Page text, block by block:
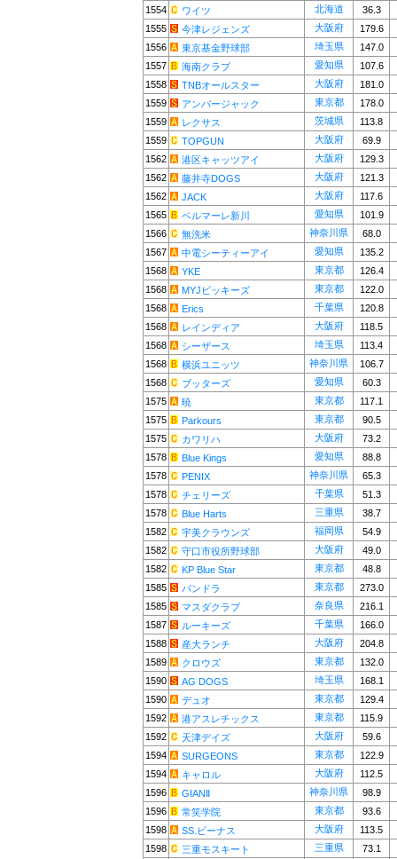
1554
ワイツ 北海道
36.3
1555
今津レジェンズ 大阪府
179.6
1556
東京基金野球部 埼玉県
147.0
1557
海南クラブ 愛知県
107.6
1558
TNBオールスター 大阪府
181.0
1559
アンバージャック 東京都
178.0
1559
レクサス 茨城県
113.8
1559
TOPGUN 大阪府
69.9
1562
港区キャッツアイ 大阪府
129.3
1562
藤井寺DOGS 大阪府
121.3
1562
JACK 大阪府
117.6
1565
ベルマーレ新川 愛知県
101.9
1566
無洗米 神奈川県
68.0
1567
中電シーティーアイ 愛知県
135.2
1568
YKE 東京都
126.4
1568
MYJビッキーズ 東京都
122.0
1568
Erics 千葉県
120.8
1568
レインディア 大阪府
118.5
1568
シーザース 埼玉県
113.4
1568
横浜ユニッツ 神奈川県
106.7
1568
ブッターズ 愛知県
60.3
1575
暁 東京都
117.1
1575
Parkours 東京都
90.5
1575
カワリハ 大阪府
73.2
1578
Blue Kings 愛知県
88.8
1578
PENIX 神奈川県
65.3
1578
チェリーズ 千葉県
51.3
1578
Blue Harts 三重県
38.7
1582
宇美クラウンズ 福岡県
54.9
1582
守口市役所野球部 大阪府
49.0
1582
KP Blue Star 東京都
48.8
1585
パンドラ 東京都
273.0
1585
マスダクラブ 奈良県
216.1
1587
ルーキーズ 千葉県
166.0
1588
産大ランチ 大阪府
204.8
1589
クロウズ 東京都
132.0
1590
AG DOGS 埼玉県
168.1
1590
デュオ 東京都
129.4
1592
港アスレチックス 東京都
115.9
1592
天津デイズ 大阪府
59.6
1594
SURGEONS 東京都
122.9
1594
キャロル 大阪府
112.5
1596
GIANⅡ 神奈川県
98.9
1596
常笑学院 東京都
93.6
1598
SS.ビーナス 大阪府
113.5
1598
三重モスキート 三重県 73.1